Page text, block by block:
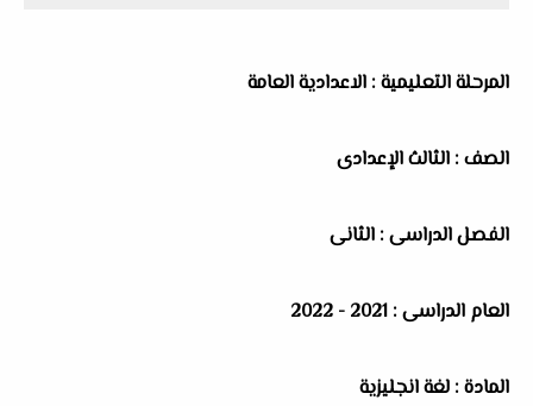
المرحلة التعليمية : الاعدادية العامة
الصف : الثالث الإعدادى
الفصل الدراسى : الثانى
العام الدراسى : 2021 - 2022
المادة : لغة انجليزية